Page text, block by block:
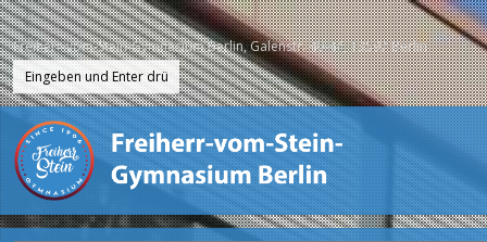
Freiherr-vom-Stein-Gymnasium Berlin, Galenstr. 40-44, 13597 Berlin